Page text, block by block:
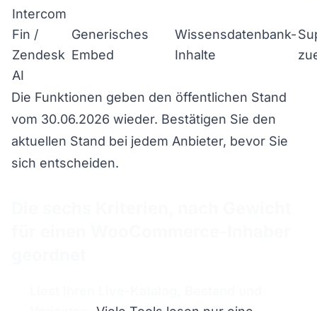
Intercom
Fin /
Zendesk
AI
Generisches
Embed
Wissensdatenbank-
Inhalte
Die Funktionen geben den öffentlichen Stand
vom 30.06.2026 wieder. Bestätigen Sie den
aktuellen Stand bei jedem Anbieter, bevor Sie
sich entscheiden.